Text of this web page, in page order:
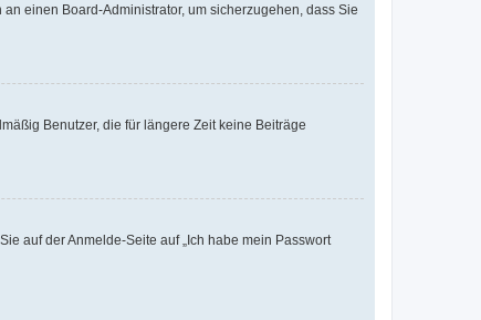
einen Board-Administrator, um sicherzugehen, dass Sie
Benutzer, die für längere Zeit keine Beiträge
auf der Anmelde-Seite auf „Ich habe mein Passwort